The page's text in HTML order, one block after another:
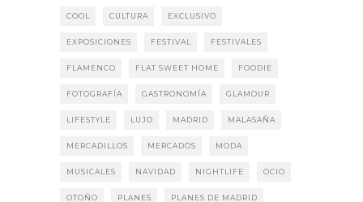
COOL CULTURA EXCLUSIVO
EXPOSICIONES FESTIVAL FESTIVALES
FLAMENCO FLAT SWEET HOME FOODIE
FOTOGRAFÍA GASTRONOMÍA GLAMOUR
LIFESTYLE LUJO MADRID MALASAÑA
MERCADILLOS MERCADOS MODA
MUSICALES NAVIDAD NIGHTLIFE OCIO
OTOÑO PLANES PLANES DE MADRID